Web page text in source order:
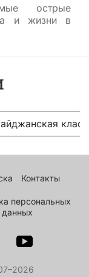
острые
и жизни в
Контакты
персональных
данных